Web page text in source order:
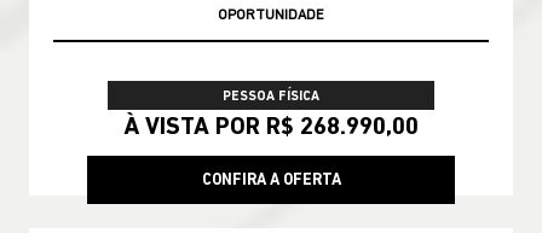
OPORTUNIDADE
PESSOA FÍSICA
À VISTA POR R$ 268.990,00
CONFIRA A OFERTA